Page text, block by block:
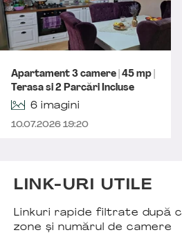
Apartament 3 camere | 45 mp |
Terasa si 2 Parcări Incluse
6 imagini
10.07.2026 19:20
LINK-URI UTILE
Linkuri rapide filtrate după
zone și numărul de camere